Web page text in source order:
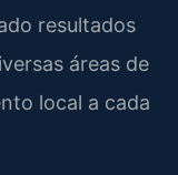
resultados
áreas de
local a cada